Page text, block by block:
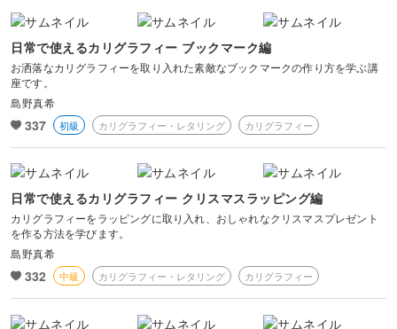
日常で使えるカリグラフィー ブックマーク編
お洒落なカリグラフィーを取り入れた素敵なブックマークの作り方を学ぶ講
座です。
島野真希
337 初級 カリグラフィー・レタリング カリグラフィー
日常で使えるカリグラフィー クリスマスラッピング編
カリグラフィーをラッピングに取り入れ、おしゃれなクリスマスプレゼント
を作る方法を学びます。
島野真希
332 中級 カリグラフィー・レタリング カリグラフィー